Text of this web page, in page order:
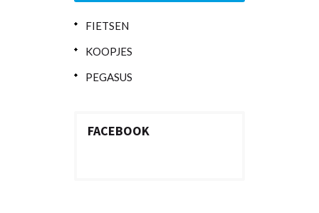
FIETSEN
KOOPJES
PEGASUS
FACEBOOK